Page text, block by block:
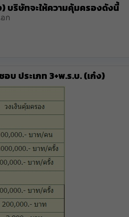
บริษัทจะให้ความคุ้มครองดังนี้
ก
บ ประเภท 3+พ.ร.บ. (เก๋ง)